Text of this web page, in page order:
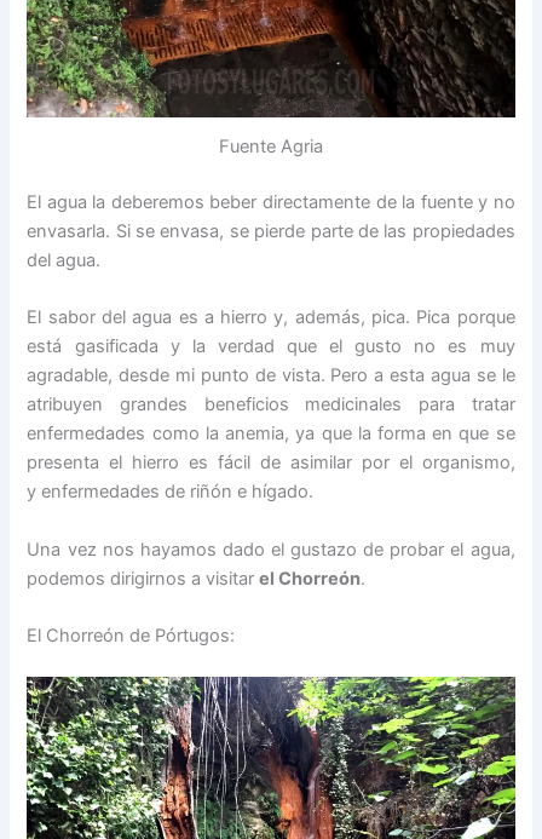
Fuente Agria
El agua la deberemos beber directamente de la fuente y no
envasarla. Si se envasa, se pierde parte de las propiedades
del agua.
El sabor del agua es a hierro y, además, pica. Pica porque
está gasificada y la verdad que el gusto no es muy
agradable, desde mi punto de vista. Pero a esta agua se le
atribuyen grandes beneficios medicinales para tratar
enfermedades como la anemia, ya que la forma en que se
presenta el hierro es fácil de asimilar por el organismo,
y enfermedades de riñón e hígado.
Una vez nos hayamos dado el gustazo de probar el agua,
podemos dirigirnos a visitarel Chorreón.
El Chorreón de Pórtugos: